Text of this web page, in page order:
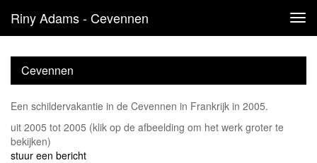
Riny Adams - Cevennen
Cevennen
Een schildervakantie in de Cevennen in Frankrijk in 2005.
uit 2005 tot 2005 (klik op de afbeelding om het werk groter te
bekijken)
stuur een bericht